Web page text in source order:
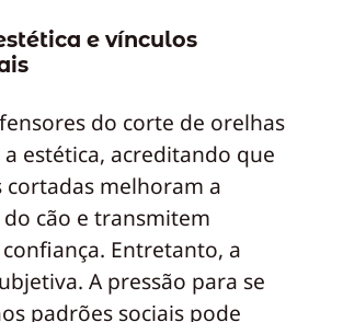
e vínculos
do corte de orelhas
estética, acreditando que
cortadas melhoram a
cão e transmitem
Entretanto, a
A pressão para se
padrões sociais pode